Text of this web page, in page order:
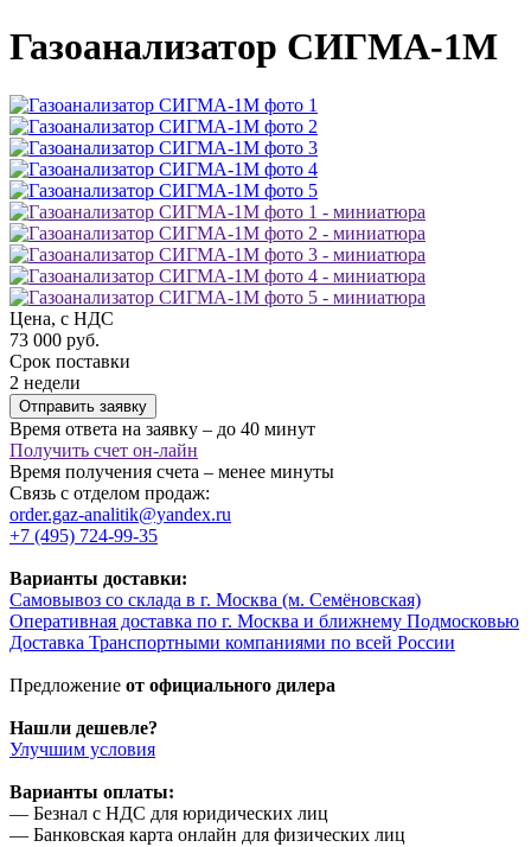
Газоанализатор СИГМА-1М
Цена, с НДС
73 000 руб.
Срок поставки
2 недели
Отправить заявку
Время ответа на заявку – до 40 минут
Получить счет он-лайн
Время получения счета – менее минуты
Связь с отделом продаж:
order.gaz-analitik@yandex.ru
+7 (495) 724-99-35
Варианты доставки:
Самовывоз со склада в г. Москва (м. Семёновская)
Оперативная доставка по г. Москва и ближнему Подмосковью
Доставка Транспортными компаниями по всей России
Предложение от официального дилера
Нашли дешевле?
Улучшим условия
Варианты оплаты:
— Безнал с НДС для юридических лиц
— Банковская карта онлайн для физических лиц